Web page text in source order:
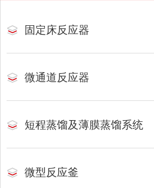
固定床反应器
微通道反应器
短程蒸馏及薄膜蒸馏系统
微型反应釜